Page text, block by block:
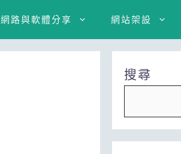
網路與軟體分享 網站架設
搜尋